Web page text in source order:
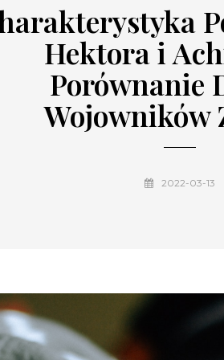
Hektora i
Porównanie
Wojowników
2022-03-13